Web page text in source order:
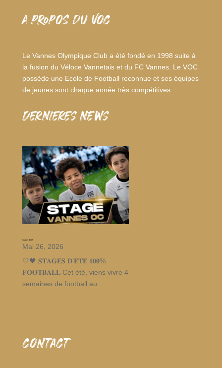
A PROPOS DU VOC
Le Vannes Olympique Club a été fondé en 1998 suite à
la fusion du Véloce Vannetais et du FC Vannes. Le VOC
possède une Ecole de Football reconnue et ses équipes
de jeunes sont chaque année très compétitives.
dernieres news
Stages d’été
Mai 26, 2026
🤍🖤 𝐒𝐓𝐀𝐆𝐄𝐒 𝐃’𝐄́𝐓𝐄́ 𝟏𝟎𝟎%
𝐅𝐎𝐎𝐓𝐁𝐀𝐋𝐋 Cet été, viens vivre 4
semaines de football au...
CONTACT